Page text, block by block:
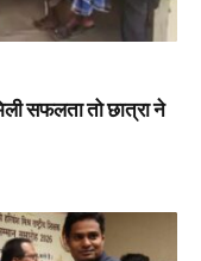
सफलता तो छात्रा ने